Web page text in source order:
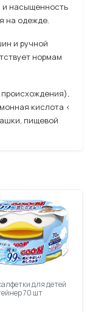
и насыщенность
на одежде.
и ручной
нормам
кислота <
пищевой
для детей
70 шт